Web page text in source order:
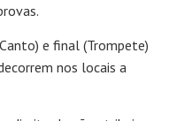
e final (Trompete)
nos locais a